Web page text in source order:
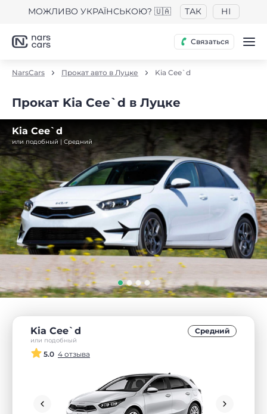
МОЖЛИВО УКРАЇНСЬКОЮ? 🇺🇦 ТАК НІ
Связаться
NarsCars Прокат авто в Луцке Kia Cee`d
Прокат Kia Cee`d в Луцке
Kia Cee`d
или подобный | Средний
Kia Cee`d
или подобный
Средний
5.0 4 отзыва